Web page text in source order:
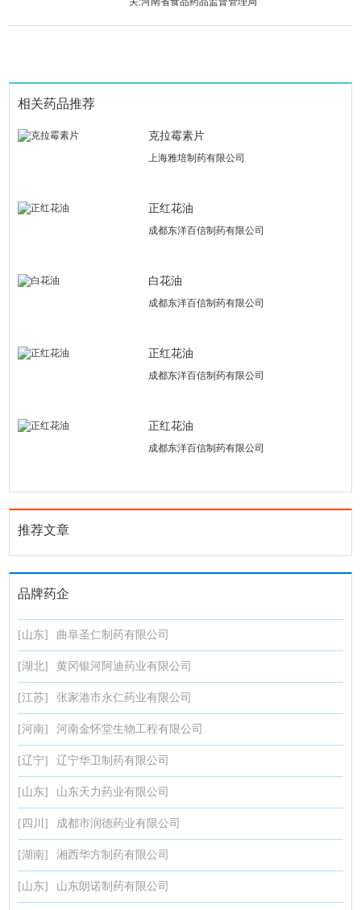
相关药品推荐
克拉霉素片
上海雅培制药有限公司
正红花油
成都东洋百信制药有限公司
白花油
成都东洋百信制药有限公司
正红花油
成都东洋百信制药有限公司
正红花油
成都东洋百信制药有限公司
推荐文章
品牌药企
[山东] 曲阜圣仁制药有限公司
[湖北] 黄冈银河阿迪药业有限公司
[江苏] 张家港市永仁药业有限公司
[河南] 河南金怀堂生物工程有限公司
[辽宁] 辽宁华卫制药有限公司
[山东] 山东天力药业有限公司
[四川] 成都市润德药业有限公司
[湖南] 湘西华方制药有限公司
[山东] 山东朗诺制药有限公司